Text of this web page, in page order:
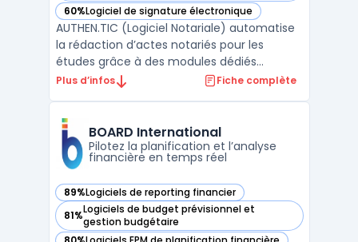
60%Logiciel de signature électronique
— voir AUTHEN.TIC (Logiciel Notariale) dans cette catégorie
AUTHEN.TIC (Logiciel Notariale) automatise
la rédaction d’actes notariés pour les
études grâce à des modules dédiés
intégrant intelligence artificielle notariale et
cible la massification et la fiabilisation des ...
Plus d’infos Fiche complète
BOARD International
Pilotez la planification et l’analyse
financière en temps réel
89%Logiciels de reporting financier
— voir BOARD International dans cette catégorie
81%Logiciels de budget prévisionnel et
gestion budgétaire
— voir BOARD International dans cette catégorie